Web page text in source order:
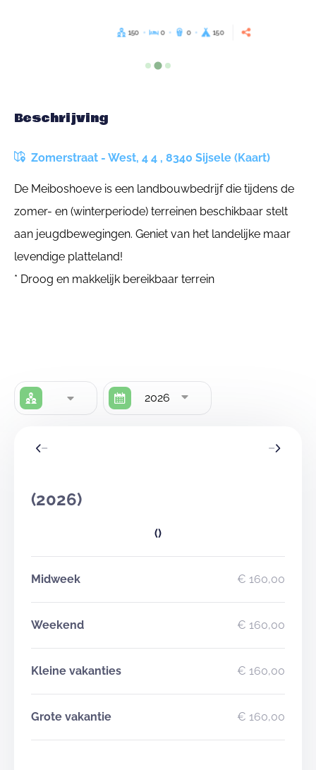
150 0 0 150
Beschrijving
Zomerstraat - West, 4 4 , 8340 Sijsele (Kaart)
De Meiboshoeve is een landbouwbedrijf die tijdens de
zomer- en (winterperiode) terreinen beschikbaar stelt
aan jeugdbewegingen. Geniet van het landelijke maar
levendige platteland!
* Droog en makkelijk bereikbaar terrein
2026
(2026)
()
Midweek € 160,00
Weekend € 160,00
Kleine vakanties € 160,00
Grote vakantie € 160,00